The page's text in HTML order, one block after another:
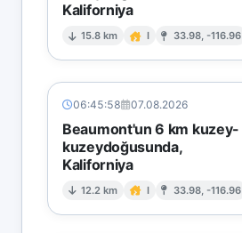
Kaliforniya
15.8 km I 33.98, -116.96
06:45:58 07.08.2026
Beaumont'un 6 km kuzey-
kuzeydoğusunda,
Kaliforniya
12.2 km I 33.98, -116.96